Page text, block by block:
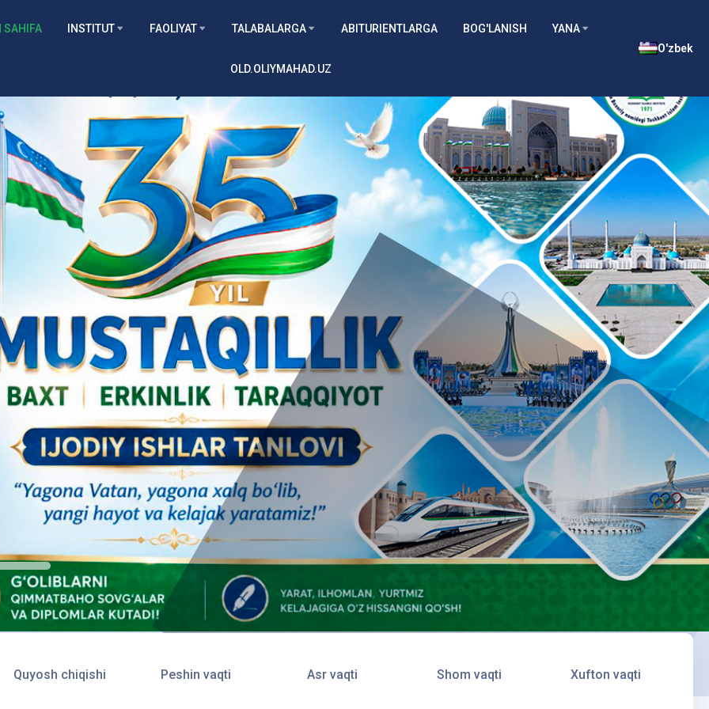
SAHIFA INSTITUT FAOLIYAT TALABALARGA ABITURIENTLARGA BOG'LANISH YANA
OLD.OLIYMAHAD.UZ
O'zbek
Quyosh chiqishi Peshin vaqti Asr vaqti Shom vaqti Xufton vaqti